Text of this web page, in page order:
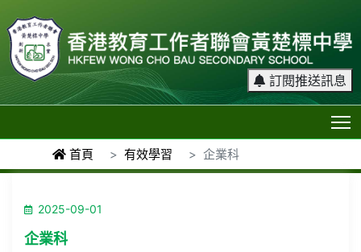
訂閱推送訊息
首頁 有效學習 企業科
2025-09-01
企業科